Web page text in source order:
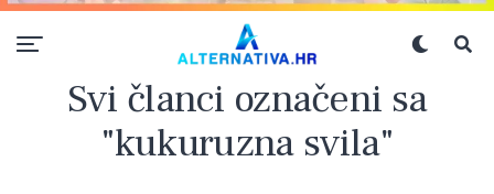
Svi članci označeni sa
"kukuruzna svila"